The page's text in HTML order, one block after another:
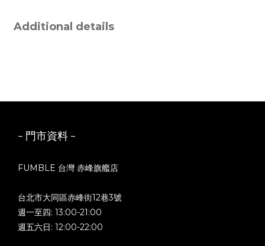
Additional details
- 門市資料 -
FUMBLE 台灣 赤峰旗艦店
台北市大同區赤峰街12巷3號
週一至四: 13:00-21:00
週五六日: 12:00-22:00